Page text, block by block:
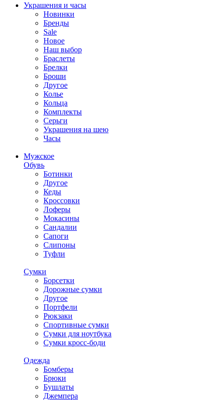
Украшения и часы
Новинки
Бренды
Sale
Новое
Наш выбор
Браслеты
Брелки
Броши
Другое
Колье
Кольца
Комплекты
Серьги
Украшения на шею
Часы
Мужское
Обувь
Ботинки
Другое
Кеды
Кроссовки
Лоферы
Мокасины
Сандалии
Сапоги
Слипоны
Туфли
Сумки
Борсетки
Дорожные сумки
Другое
Портфели
Рюкзаки
Спортивные сумки
Сумки для ноутбука
Сумки кросс-боди
Одежда
Бомберы
Брюки
Бушлаты
Джемпера